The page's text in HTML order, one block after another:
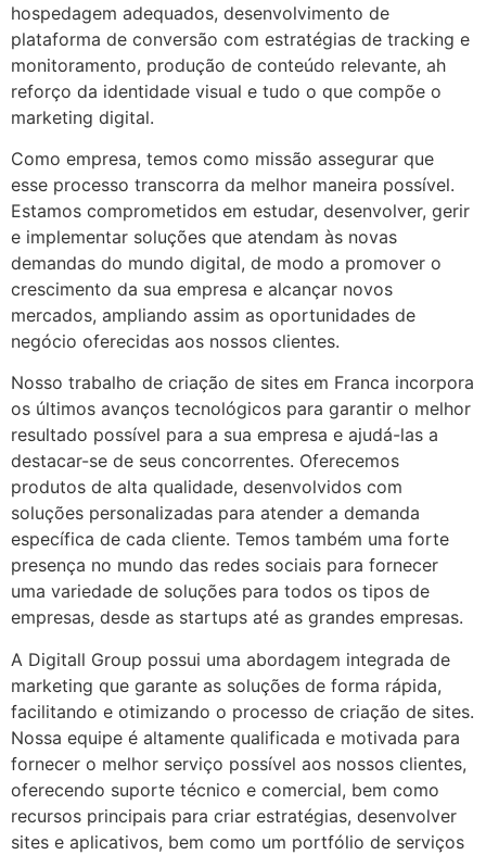
hospedagem adequados, desenvolvimento de
plataforma de conversão com estratégias de tracking e
monitoramento, produção de conteúdo relevante, ah
reforço da identidade visual e tudo o que compõe o
marketing digital.
Como empresa, temos como missão assegurar que
esse processo transcorra da melhor maneira possível.
Estamos comprometidos em estudar, desenvolver, gerir
e implementar soluções que atendam às novas
demandas do mundo digital, de modo a promover o
crescimento da sua empresa e alcançar novos
mercados, ampliando assim as oportunidades de
negócio oferecidas aos nossos clientes.
Nosso trabalho de criação de sites em Franca incorpora
os últimos avanços tecnológicos para garantir o melhor
resultado possível para a sua empresa e ajudá-las a
destacar-se de seus concorrentes. Oferecemos
produtos de alta qualidade, desenvolvidos com
soluções personalizadas para atender a demanda
específica de cada cliente. Temos também uma forte
presença no mundo das redes sociais para fornecer
uma variedade de soluções para todos os tipos de
empresas, desde as startups até as grandes empresas.
A Digitall Group possui uma abordagem integrada de
marketing que garante as soluções de forma rápida,
facilitando e otimizando o processo de criação de sites.
Nossa equipe é altamente qualificada e motivada para
fornecer o melhor serviço possível aos nossos clientes,
oferecendo suporte técnico e comercial, bem como
recursos principais para criar estratégias, desenvolver
sites e aplicativos, bem como um portfólio de serviços